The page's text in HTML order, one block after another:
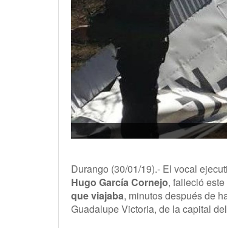
Durango (30/01/19).- El vocal
Hugo García Cornejo, falleció
que viajaba, minutos después de
Guadalupe Victoria, de la capital